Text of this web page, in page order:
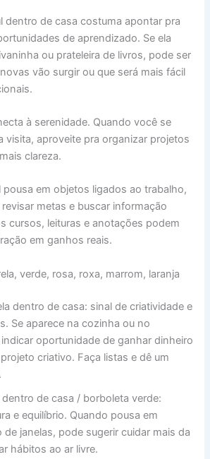
dentro de casa costuma apontar pra
de aprendizado. Se ela
ou prateleira de livros, pode ser
vão surgir ou que será mais fácil
à serenidade. Quando você se
visita, aproveite pra organizar projetos
clareza.
pousa em objetos ligados ao trabalho,
metas e buscar informação
cursos, leituras e anotações podem
em ganhos reais.
verde, rosa, roxa, marrom, laranja
dentro de casa: sinal de criatividade e
Se aparece na cozinha ou no
oportunidade de ganhar dinheiro
criativo. Faça listas e dê um
de casa / borboleta verde:
e equilíbrio. Quando pousa em
de janelas, pode sugerir cuidar mais da
hábitos ao ar livre.